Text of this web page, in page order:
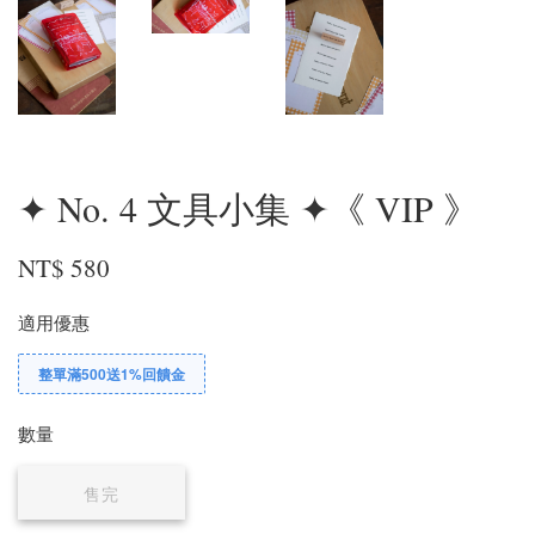
✦ No. 4 文具小集 ✦《 VIP 》
NT$ 580
適用優惠
整單滿500送1%回饋金
數量
售完